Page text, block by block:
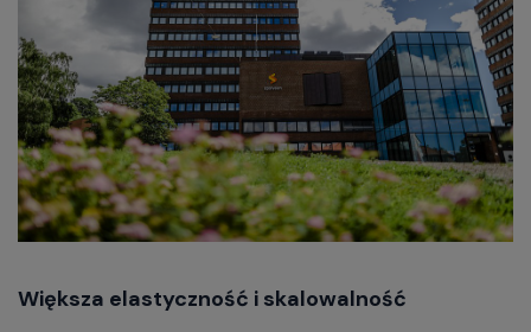
Większa elastyczność i skalowalność